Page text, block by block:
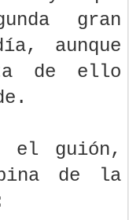
gran
aunque
de ello
el guión,
de la